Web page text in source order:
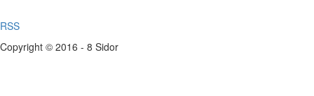
RSS
Copyright © 2016 - 8 Sidor